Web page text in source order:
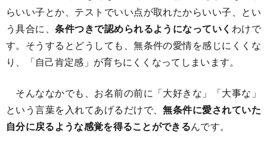
らいい子とか、テストでいい点が取れたからいい子、とい
う具合に、条件つきで認められるようになっていく わけで
す。そうするとどうしても、無条件の愛情を感じにくくな
り、「自己肯定感」が育ちにくくなってしまいます。
そんななかでも、お名前の前に「大好きな」「大事な」
という言葉を入れてあげるだけで、無条件に愛されていた
自分に戻るような感覚を得ることができるんです。